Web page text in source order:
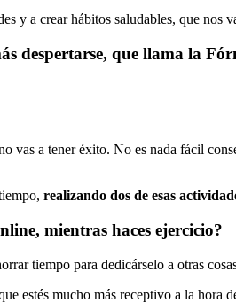
y a crear hábitos saludables, que nos
despertarse, que llama la
vas a tener éxito. No es nada fácil
realizando dos de esas
mientras haces ejercicio?
tiempo para dedicárselo a otras
estés mucho más receptivo a la